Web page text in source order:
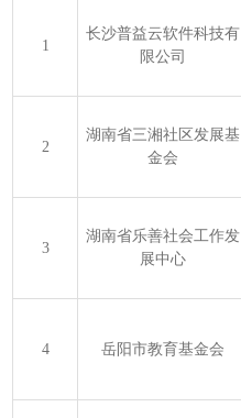
1
长沙普益云软件科技有
限公司
2
湖南省三湘社区发展基
金会
3
湖南省乐善社会工作发
展中心
4 岳阳市教育基金会